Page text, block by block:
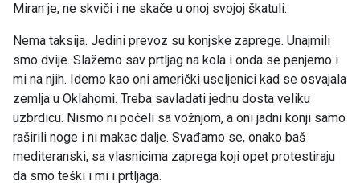
Miran je, ne skviči i ne skače u onoj svojoj škatuli.
Nema taksija. Jedini prevoz su konjske zaprege. Unajmili
smo dvije. Slažemo sav prtljag na kola i onda se penjemo i
mi na njih. Idemo kao oni američki useljenici kad se osvajala
zemlja u Oklahomi. Treba savladati jednu dosta veliku
uzbrdicu. Nismo ni počeli sa vožnjom, a oni jadni konji samo
raširili noge i ni makac dalje. Svađamo se, onako baš
mediteranski, sa vlasnicima zaprega koji opet protestiraju
da smo teški i mi i prtljaga.